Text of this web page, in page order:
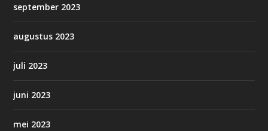
september 2023
augustus 2023
juli 2023
juni 2023
mei 2023